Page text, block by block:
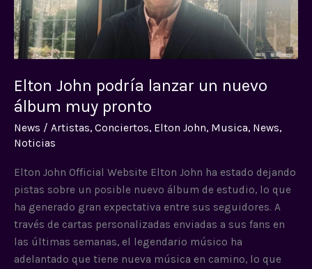
Elton John podría lanzar un nuevo
álbum muy pronto
News / Artistas, Conciertos, Elton John, Musica, News,
Noticias
Elton John Official Website Elton John ha estado dejando
pistas sobre un posible nuevo álbum de estudio, lo que
ha generado gran expectativa entre sus seguidores. A
través de cartas personalizadas enviadas a sus fans en
las últimas semanas, el legendario músico ha
adelantado que tiene nueva música en camino, lo que
álbum
muy
pronto